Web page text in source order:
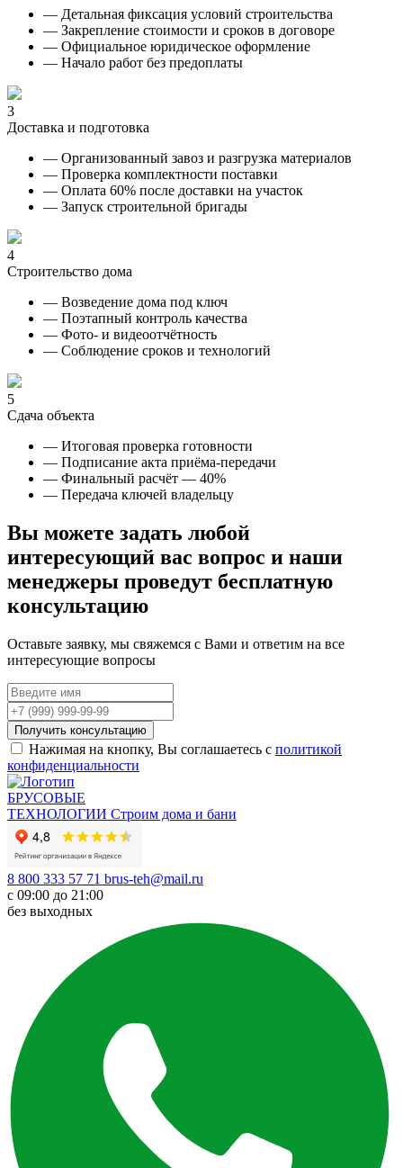
— Детальная фиксация условий строительства
— Закрепление стоимости и сроков в договоре
— Официальное юридическое оформление
— Начало работ без предоплаты
3
Доставка и подготовка
— Организованный завоз и разгрузка материалов
— Проверка комплектности поставки
— Оплата 60% после доставки на участок
— Запуск строительной бригады
4
Строительство дома
— Возведение дома под ключ
— Поэтапный контроль качества
— Фото- и видеоотчётность
— Соблюдение сроков и технологий
5
Сдача объекта
— Итоговая проверка готовности
— Подписание акта приёма-передачи
— Финальный расчёт — 40%
— Передача ключей владельцу
Вы можете задать любой
интересующий вас вопрос и наши
менеджеры проведут бесплатную
консультацию
Оставьте заявку, мы свяжемся с Вами и ответим на все
интересующие вопросы
Получить консультацию
Нажимая на кнопку, Вы соглашаетесь с политикой
конфиденциальности
БРУСОВЫЕ
ТЕХНОЛОГИИ Строим дома и бани
8 800 333 57 71 brus-teh@mail.ru
с 09:00 до 21:00
без выходных